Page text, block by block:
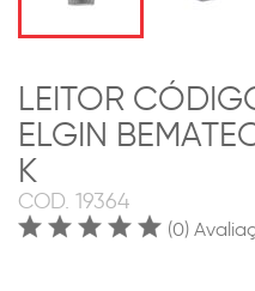
LEITOR
ELGIN
K
COD. 19364
(0)